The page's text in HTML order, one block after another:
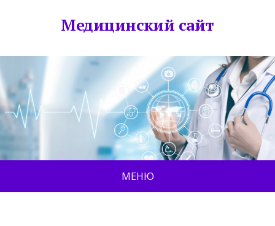
Медицинский сайт
МЕНЮ